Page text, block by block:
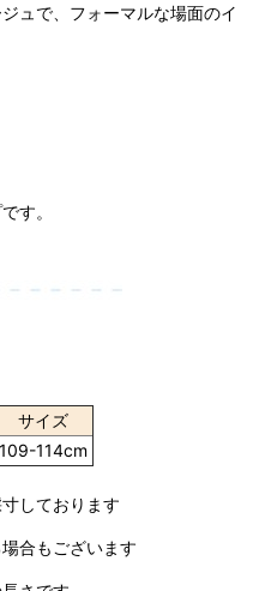
ュで、フォーマルな場面のイ
す。
サイズ
109-114cm
しております
合もございます